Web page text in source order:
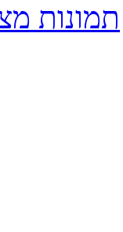
תמונות